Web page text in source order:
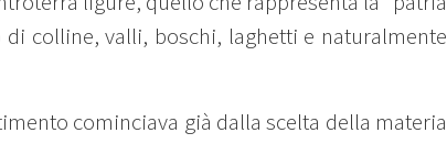
colline, valli, boschi, laghetti e naturalmente
cominciava già dalla scelta della materia